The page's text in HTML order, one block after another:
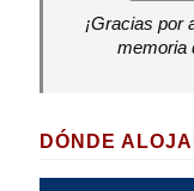
¡Gracias por
memoria
DÓNDE